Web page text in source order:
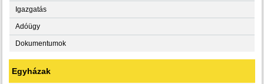
Igazgatás
Adóügy
Dokumentumok
Egyházak